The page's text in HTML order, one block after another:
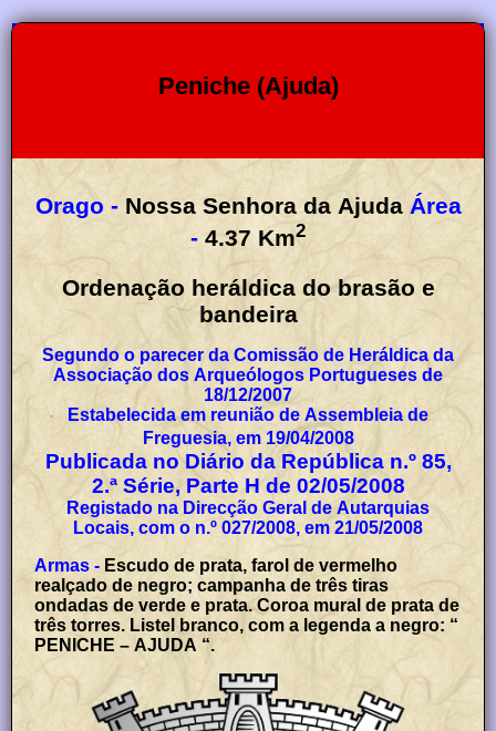
Peniche (Ajuda)
Orago - Nossa Senhora da Ajuda Área
- 4.37 Km2
Ordenação heráldica do brasão e
bandeira
Segundo o parecer da Comissão de Heráldica da
Associação dos Arqueólogos Portugueses de
18/12/2007
Estabelecida em reunião de Assembleia de
Freguesia, em 19/04/2008
Publicada no Diário da República n.º 85,
2.ª Série, Parte H de 02/05/2008
Registado na Direcção Geral de Autarquias
Locais, com o n.º 027/2008, em 21/05/2008
Armas - Escudo de prata, farol de vermelho
realçado de negro; campanha de três tiras
ondadas de verde e prata. Coroa mural de prata de
três torres. Listel branco, com a legenda a negro: “
PENICHE – AJUDA “.